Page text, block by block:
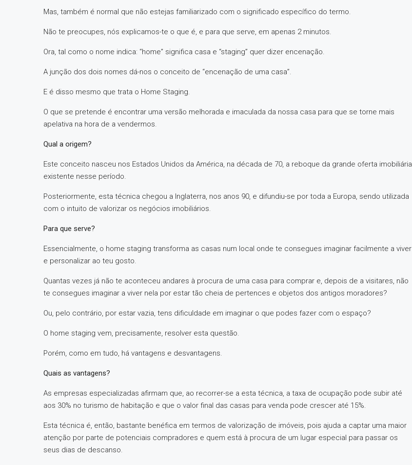
Mas, também é normal que não estejas familiarizado com o significado específico do termo.
Não te preocupes, nós explicamos-te o que é, e para que serve, em apenas 2 minutos.
Ora, tal como o nome indica: “home” significa casa e “staging” quer dizer encenação.
A junção dos dois nomes dá-nos o conceito de “encenação de uma casa”.
E é disso mesmo que trata o Home Staging.
O que se pretende é encontrar uma versão melhorada e imaculada da nossa casa para que se torne mais
apelativa na hora de a vendermos.
Qual a origem?
Este conceito nasceu nos Estados Unidos da América, na década de 70, a reboque da grande oferta imobiliária
existente nesse período.
Posteriormente, esta técnica chegou a Inglaterra, nos anos 90, e difundiu-se por toda a Europa, sendo utilizada
com o intuito de valorizar os negócios imobiliários.
Para que serve?
Essencialmente, o home staging transforma as casas num local onde te consegues imaginar facilmente a viver
e personalizar ao teu gosto.
Quantas vezes já não te aconteceu andares à procura de uma casa para comprar e, depois de a visitares, não
te consegues imaginar a viver nela por estar tão cheia de pertences e objetos dos antigos moradores?
Ou, pelo contrário, por estar vazia, tens dificuldade em imaginar o que podes fazer com o espaço?
O home staging vem, precisamente, resolver esta questão.
Porém, como em tudo, há vantagens e desvantagens.
Quais as vantagens?
As empresas especializadas afirmam que, ao recorrer-se a esta técnica, a taxa de ocupação pode subir até
aos 30% no turismo de habitação e que o valor final das casas para venda pode crescer até 15%.
Esta técnica é, então, bastante benéfica em termos de valorização de imóveis, pois ajuda a captar uma maior
atenção por parte de potenciais compradores e quem está à procura de um lugar especial para passar os
seus dias de descanso.